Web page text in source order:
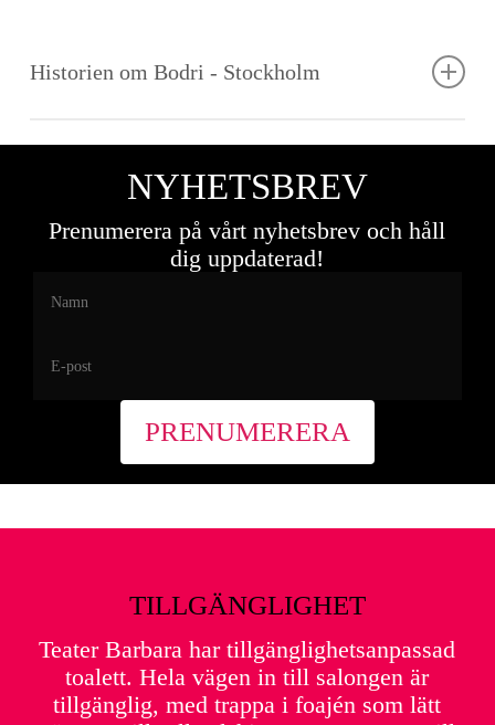
Historien om Bodri - Stockholm
Just nu finns inga datum inlagda för
föreställningar på vår egen scen, men
föreställningen kan bokas uppsökande.
64 70, info@barbara.nu
Lördag 25
oktober - 13:00
NYHETSBREV
Prenumerera på vårt nyhetsbrev och håll
dig uppdaterad!
TILLGÄNGLIGHET
Teater Barbara har tillgänglighetsanpassad
toalett. Hela vägen in till salongen är
tillgänglig, med trappa i foajén som lätt